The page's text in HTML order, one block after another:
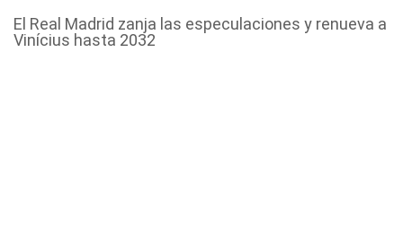
El Real Madrid zanja las especulaciones y renueva a
Vinícius hasta 2032